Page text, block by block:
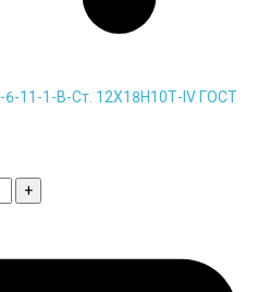
11-1-B-Cт. 12Х18Н10Т-IV ГОСТ
+